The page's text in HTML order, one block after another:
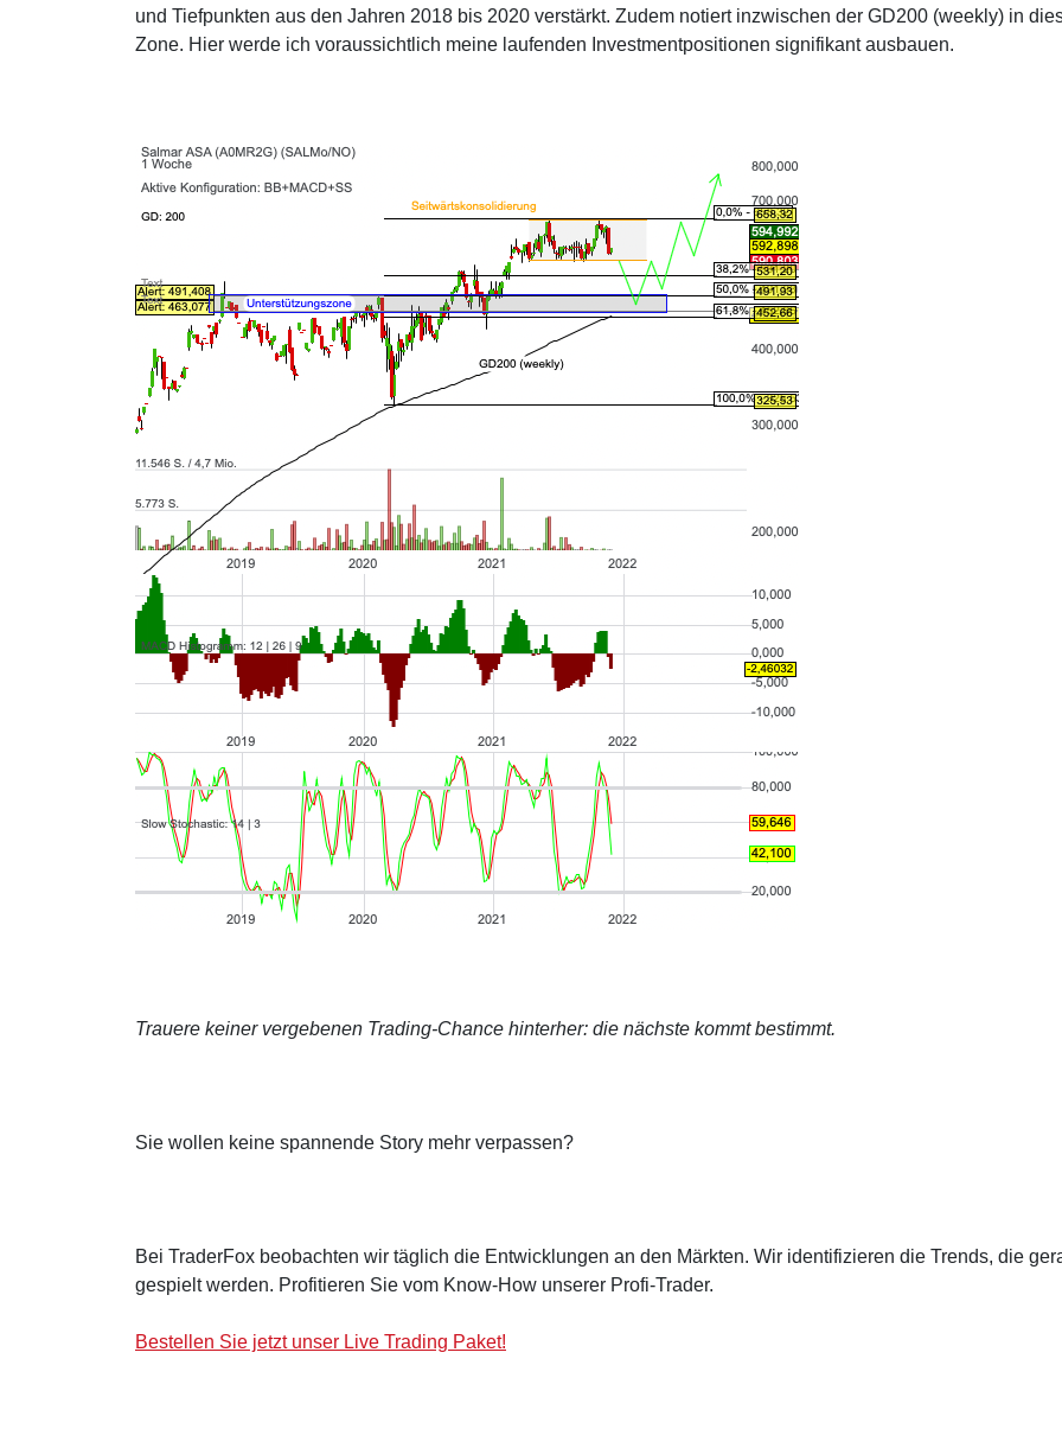
und Tiefpunkten aus den Jahren 2018 bis 2020 verstärkt. Zudem notiert inzwischen der GD200 (weekly) in
Zone. Hier werde ich voraussichtlich meine laufenden Investmentpositionen signifikant ausbauen.
Trauere keiner vergebenen Trading-Chance hinterher: die nächste kommt bestimmt.
Sie wollen keine spannende Story mehr verpassen?
Bei TraderFox beobachten wir täglich die Entwicklungen an den Märkten. Wir identifizieren die Trends, die
gespielt werden. Profitieren Sie vom Know-How unserer Profi-Trader.
Bestellen Sie jetzt unser Live Trading Paket!